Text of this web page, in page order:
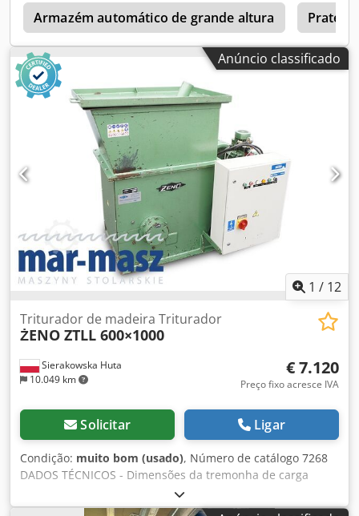
Armazém automático de grande altura
Anúncio classificado
1 / 12
Sierakowska Huta
10.049 km
Triturador de madeira Triturador
ŻENO ZTLL 600×1000
€ 7.120
Preço fixo acresce IVA
Solicitar Ligar
Condição: muito bom (usado), Número de catálogo 7268
DADOS TÉCNICOS - Dimensões da tremonha de carga
superior (C/L): 1000x600 mm - Dimensões da tremonha de
carga inferior (C/L): 650x600 mm Cedpfx Ajzmgkgol Djha -